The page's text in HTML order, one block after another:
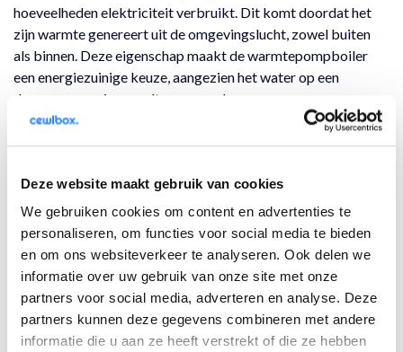
Deze website maakt gebruik van cookies
We gebruiken cookies om content en advertenties te
personaliseren, om functies voor social media te bieden
en om ons websiteverkeer te analyseren. Ook delen we
informatie over uw gebruik van onze site met onze
partners voor social media, adverteren en analyse. Deze
partners kunnen deze gegevens combineren met andere
informatie die u aan ze heeft verstrekt of die ze hebben
hoeveelheden elektriciteit verbruikt. Dit komt doordat het
zijn warmte genereert uit de omgevingslucht, zowel buiten
als binnen. Deze eigenschap maakt de warmtepompboiler
een energiezuinige keuze, aangezien het water op een
duurzame manier wordt verwarmd.
Hoe werkt een warmtepompboiler?
genereert door warmte-energie uit de lucht te halen. Deze
warmte-energie verwarmt het vloeibare koudemiddel
(koelvloeistof), wat tot gedeeltelijke verdamping leidt. De
warmtepompcompressor verhoogt vervolgens de druk van
het koudemiddel, waardoor deze verder opwarmt en volledig
verdampt. Hierdoor geeft het koudemiddel zijn warmte af
aan het water in het reservoir. Wanneer de druk wordt
verlaagd, keert het koudemiddel terug naar zijn vloeibare